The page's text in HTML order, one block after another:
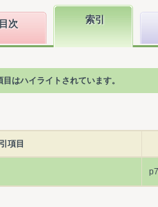
目次 索引
はハイライトされています。
項目